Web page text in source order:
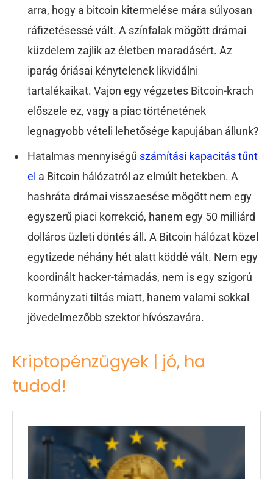
arra, hogy a bitcoin kitermelése mára súlyosan
ráfizetésessé vált. A színfalak mögött drámai
küzdelem zajlik az életben maradásért. Az
iparág óriásai kénytelenek likvidálni
tartalékaikat. Vajon egy végzetes Bitcoin-krach
előszele ez, vagy a piac történetének
legnagyobb vételi lehetősége kapujában állunk?
Hatalmas mennyiségű számítási kapacitás tűnt
el a Bitcoin hálózatról az elmúlt hetekben. A
hashráta drámai visszaesése mögött nem egy
egyszerű piaci korrekció, hanem egy 50 milliárd
dolláros üzleti döntés áll. A Bitcoin hálózat közel
egytizede néhány hét alatt köddé vált. Nem egy
koordinált hacker-támadás, nem is egy szigorú
kormányzati tiltás miatt, hanem valami sokkal
jövedelmezőbb szektor hívószavára.
Kriptopénzügyek | jó, ha
tudod!